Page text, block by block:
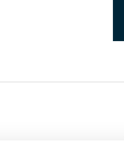
Stuks